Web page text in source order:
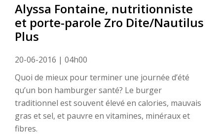
Alyssa Fontaine, nutritionniste
et porte-parole Zro Dite/Nautilus
Plus
20-06-2016 | 04h00
Quoi de mieux pour terminer une journée d’été
qu’un bon hamburger santé? Le burger
traditionnel est souvent élevé en calories, mauvais
gras et sel, et pauvre en vitamines, minéraux et
fibres.